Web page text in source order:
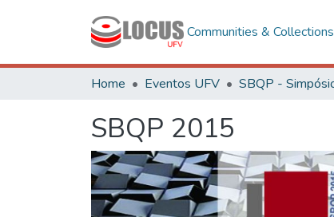
Communities & Collections
Home Eventos UFV
SBQP 2015